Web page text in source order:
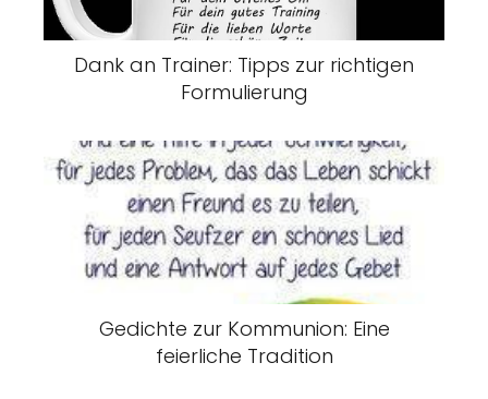
Dank an Trainer: Tipps zur richtigen
Formulierung
Gedichte zur Kommunion: Eine
feierliche Tradition